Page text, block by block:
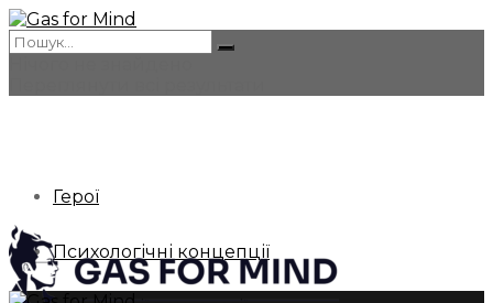
Герої
Психологічні концепції